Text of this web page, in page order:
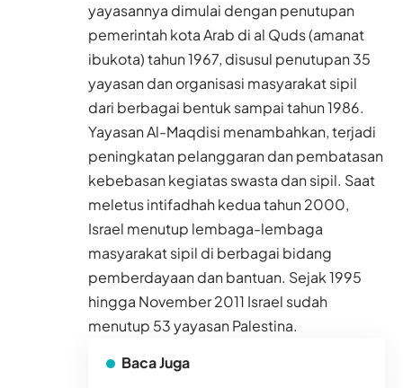
yayasannya dimulai dengan penutupan
pemerintah kota Arab di al Quds (amanat
ibukota) tahun 1967, disusul penutupan 35
yayasan dan organisasi masyarakat sipil
dari berbagai bentuk sampai tahun 1986.
Yayasan Al-Maqdisi menambahkan, terjadi
peningkatan pelanggaran dan pembatasan
kebebasan kegiatas swasta dan sipil. Saat
meletus intifadhah kedua tahun 2000,
Israel menutup lembaga-lembaga
masyarakat sipil di berbagai bidang
pemberdayaan dan bantuan. Sejak 1995
hingga November 2011 Israel sudah
menutup 53 yayasan Palestina.
Baca Juga